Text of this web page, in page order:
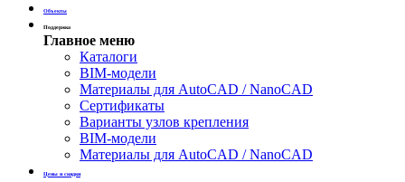
Объекты
Поддержка
Главное меню
Каталоги
BIM-модели
Материалы для AutoCAD / NanoCAD
Сертификаты
Варианты узлов крепления
BIM-модели
Материалы для AutoCAD / NanoCAD
Цены и скидки